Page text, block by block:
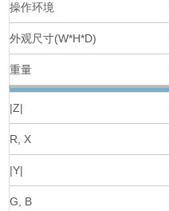
操作环境
外观尺寸(W*H*D)
重量
|Z|
R, X
|Y|
G, B